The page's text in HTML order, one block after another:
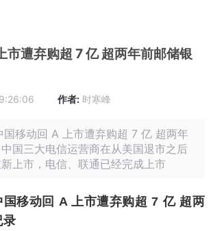
市遭弃购超 7 亿 超两年前邮储银
作者: 时寒峰
国移动回 A 上市遭弃购超 7 亿 超两年
国三大电信运营商在从美国退市之后
上市，电信、联通已经完成上市
动回 A 上市遭弃购超 7 亿 超两
录